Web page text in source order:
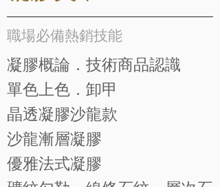
職場必備熱銷技能
凝膠概論．技術商品認識
單色上色．卸甲
晶透凝膠沙龍款
沙龍漸層凝膠
優雅法式凝膠